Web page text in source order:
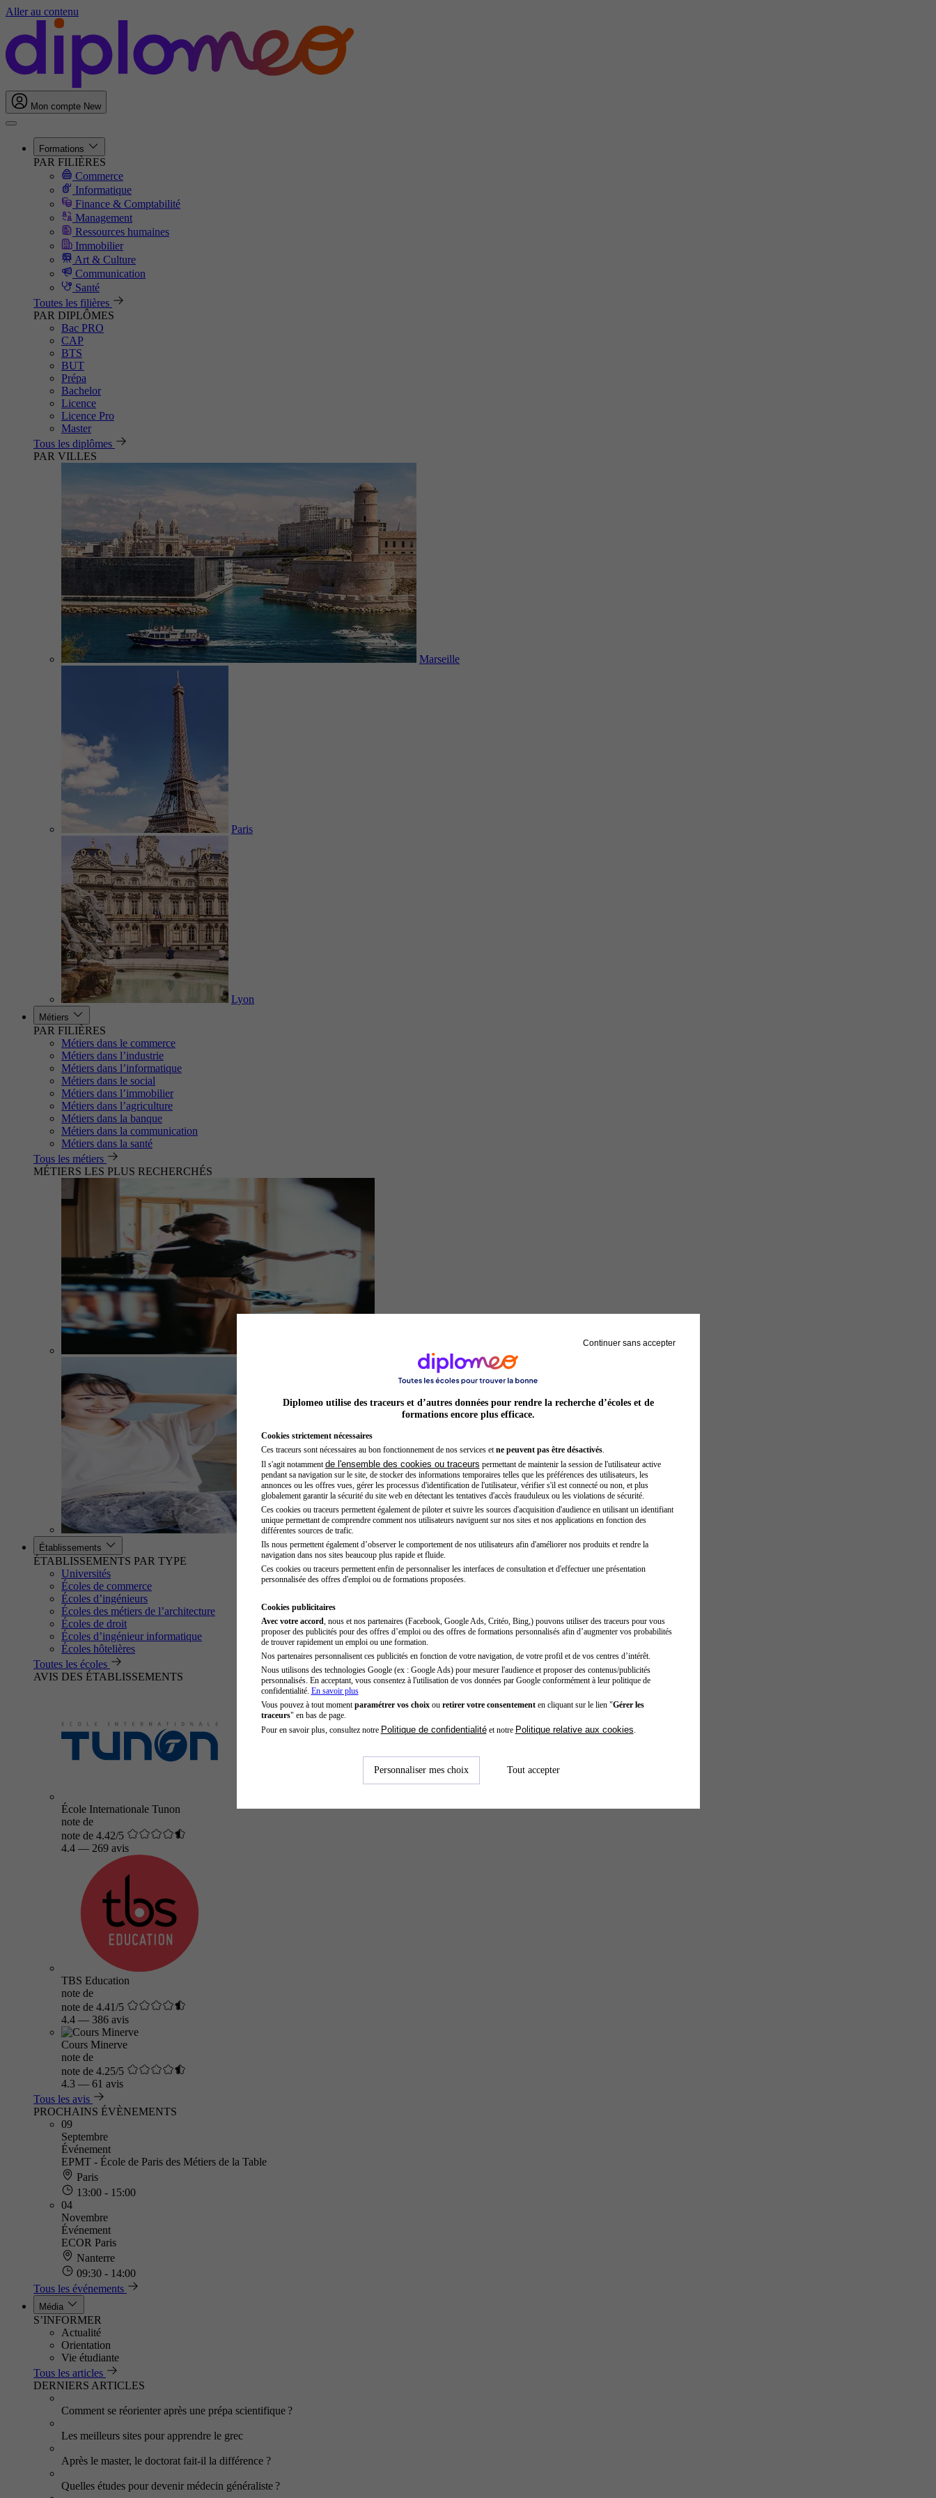
Aller au contenu
Mon compte New
Formations
PAR FILIÈRES
Commerce
Informatique
Finance & Comptabilité
Management
Ressources humaines
Immobilier
Art & Culture
Communication
Santé
Toutes les filières
PAR DIPLÔMES
Bac PRO
CAP
BTS
BUT
Prépa
Bachelor
Licence
Licence Pro
Master
Tous les diplômes
PAR VILLES
Marseille
Paris
Lyon
Métiers
PAR FILIÈRES
Métiers dans le commerce
Métiers dans l’industrie
Métiers dans l’informatique
Métiers dans le social
Métiers dans l’immobilier
Métiers dans l’agriculture
Métiers dans la banque
Métiers dans la communication
Métiers dans la santé
Tous les métiers
MÉTIERS LES PLUS RECHERCHÉS
Établissements
ÉTABLISSEMENTS PAR TYPE
Universités
Écoles de commerce
Écoles d’ingénieurs
Écoles des métiers de l’architecture
Écoles de droit
Écoles d’ingénieur informatique
Écoles hôtelières
Toutes les écoles
AVIS DES ÉTABLISSEMENTS
École Internationale Tunon
note de
note de 4.42/5
4.4 — 269 avis
TBS Education
note de
note de 4.41/5
4.4 — 386 avis
Cours Minerve
note de
note de 4.25/5
4.3 — 61 avis
Tous les avis
PROCHAINS ÉVÈNEMENTS
09
Septembre
Événement
EPMT - École de Paris des Métiers de la Table
Paris
13:00 - 15:00
04
Novembre
Événement
ECOR Paris
Nanterre
09:30 - 14:00
Tous les événements
Média
S’INFORMER
Actualité
Orientation
Vie étudiante
Tous les articles
DERNIERS ARTICLES
Comment se réorienter après une prépa scientifique ?
Les meilleurs sites pour apprendre le grec
Après le master, le doctorat fait-il la différence ?
Quelles études pour devenir médecin généraliste ?
Continuer sans accepter
Diplomeo utilise des traceurs et d’autres données pour rendre la recherche d’écoles et de
formations encore plus efficace.
Cookies strictement nécessaires
Ces traceurs sont nécessaires au bon fonctionnement de nos services et ne peuvent pas être désactivés.
Il s'agit notamment de l'ensemble des cookies ou traceurs permettant de maintenir la session de l'utilisateur active
pendant sa navigation sur le site, de stocker des informations temporaires telles que les préférences des utilisateurs, les
annonces ou les offres vues, gérer les processus d'identification de l'utilisateur, vérifier s'il est connecté ou non, et plus
globalement garantir la sécurité du site web en détectant les tentatives d'accès frauduleux ou les violations de sécurité.
Ces cookies ou traceurs permettent également de piloter et suivre les sources d'acquisition d'audience en utilisant un identifiant
unique permettant de comprendre comment nos utilisateurs naviguent sur nos sites et nos applications en fonction des
différentes sources de trafic.
Ils nous permettent également d’observer le comportement de nos utilisateurs afin d'améliorer nos produits et rendre la
navigation dans nos sites beaucoup plus rapide et fluide.
Ces cookies ou traceurs permettent enfin de personnaliser les interfaces de consultation et d'effectuer une présentation
personnalisée des offres d'emploi ou de formations proposées.
Cookies publicitaires
Avec votre accord , nous et nos partenaires (Facebook, Google Ads, Critéo, Bing,) pouvons utiliser des traceurs pour vous
proposer des publicités pour des offres d’emploi ou des offres de formations personnalisés afin d’augmenter vos probabilités
de trouver rapidement un emploi ou une formation.
Nos partenaires personnalisent ces publicités en fonction de votre navigation, de votre profil et de vos centres d’intérêt.
Nous utilisons des technologies Google (ex : Google Ads) pour mesurer l'audience et proposer des contenus/publicités
personnalisés. En acceptant, vous consentez à l'utilisation de vos données par Google conformément à leur politique de
confidentialité. En savoir plus
Vous pouvez à tout moment paramétrer vos choixou retirer votre consentementen cliquant sur le lien "Gérer les
traceurs" en bas de page.
Pour en savoir plus, consultez notre Politique de confidentialitéet notre Politique relative aux cookies
Personnaliser mes choix Tout accepter